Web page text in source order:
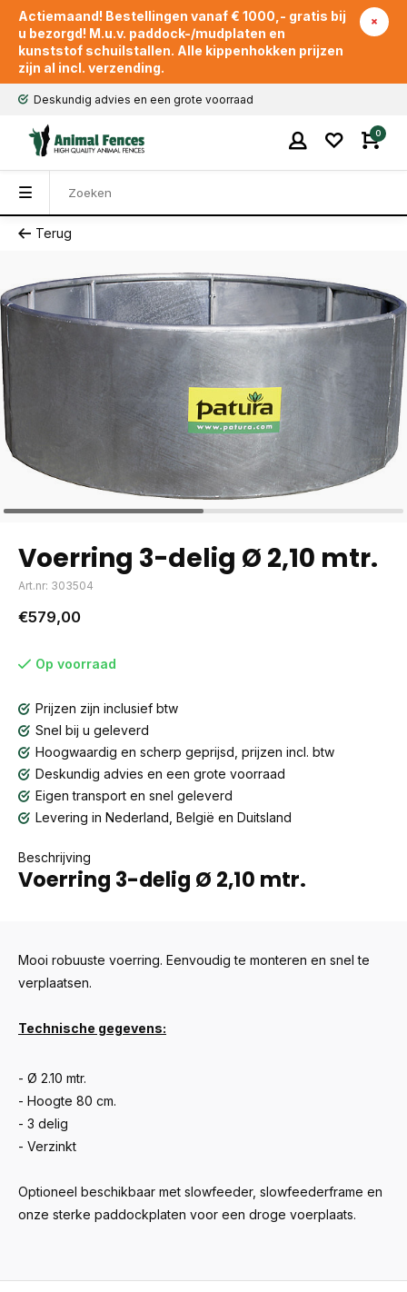
Actiemaand! Bestellingen vanaf € 1000,- gratis bij
u bezorgd! M.u.v. paddock-/mudplaten en
kunststof schuilstallen. Alle kippenhokken prijzen
zijn al incl. verzending.
Deskundig advies en een grote voorraad
0
Terug
Voerring 3-delig Ø 2,10 mtr.
Art.nr: 303504
€579,00
Op voorraad
Prijzen zijn inclusief btw
Snel bij u geleverd
Hoogwaardig en scherp geprijsd, prijzen incl. btw
Deskundig advies en een grote voorraad
Eigen transport en snel geleverd
Levering in Nederland, België en Duitsland
Beschrijving
Voerring 3-delig Ø 2,10 mtr.
Mooi robuuste voerring. Eenvoudig te monteren en snel te
verplaatsen.
Technische gegevens:
- Ø 2.10 mtr.
- Hoogte 80 cm.
- 3 delig
- Verzinkt
Optioneel beschikbaar met slowfeeder, slowfeederframe en
onze sterke paddockplaten voor een droge voerplaats.